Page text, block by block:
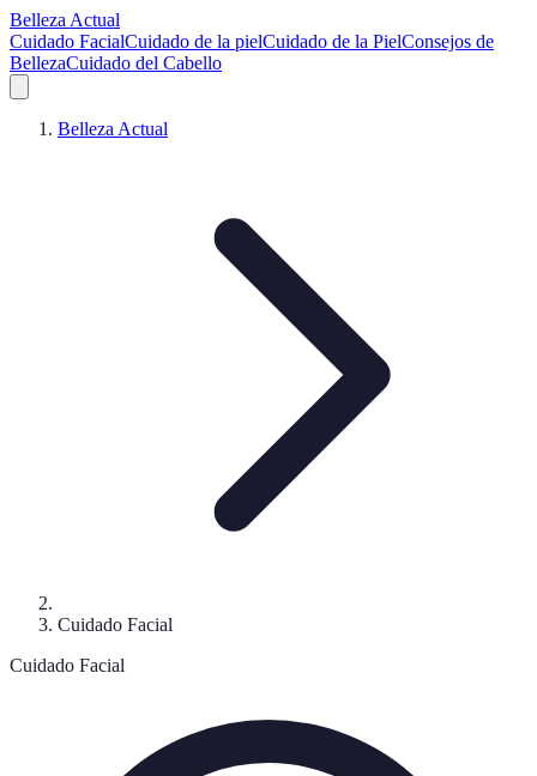
Belleza Actual
Cuidado FacialCuidado de la pielCuidado de la PielConsejos de
BellezaCuidado del Cabello
Belleza Actual
Cuidado Facial
Cuidado Facial